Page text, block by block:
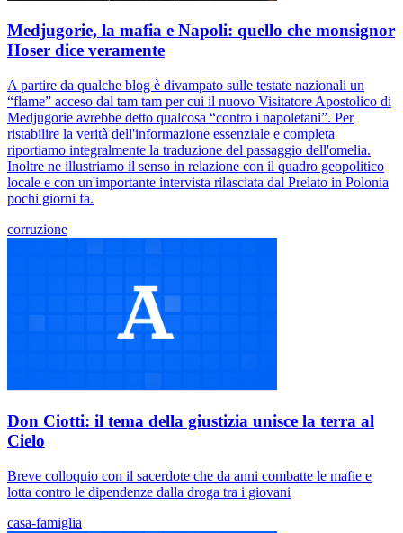
Medjugorie, la mafia e Napoli: quello che monsignor
Hoser dice veramente
A partire da qualche blog è divampato sulle testate nazionali un
“flame” acceso dal tam tam per cui il nuovo Visitatore Apostolico di
Medjugorie avrebbe detto qualcosa “contro i napoletani”. Per
ristabilire la verità dell'informazione essenziale e completa
riportiamo integralmente la traduzione del passaggio dell'omelia.
Inoltre ne illustriamo il senso in relazione con il quadro geopolitico
locale e con un'importante intervista rilasciata dal Prelato in Polonia
pochi giorni fa.
corruzione
Don Ciotti: il tema della giustizia unisce la terra al
Cielo
Breve colloquio con il sacerdote che da anni combatte le mafie e
lotta contro le dipendenze dalla droga tra i giovani
casa-famiglia